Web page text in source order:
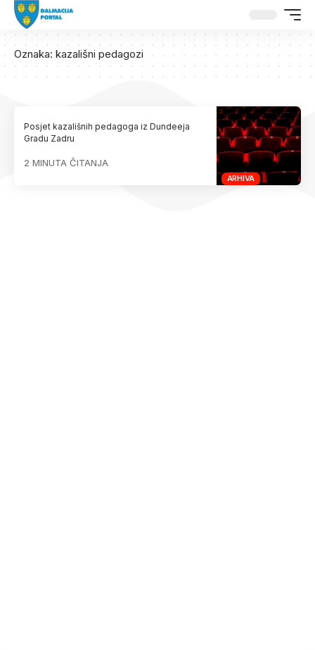
Oznaka: kazališni pedagozi
ARHIVA
Posjet kazališnih pedagoga iz Dundeeja
Gradu Zadru
2 MINUTA ČITANJA